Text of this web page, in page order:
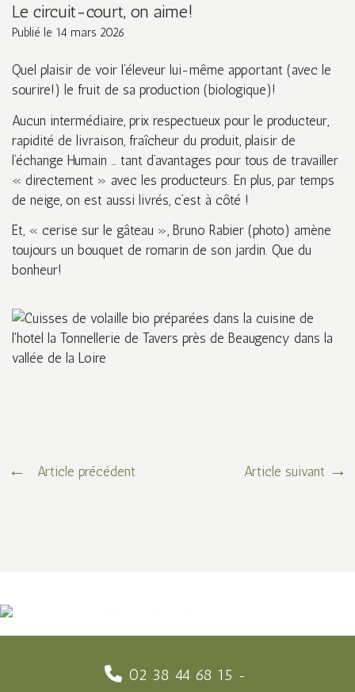
Le circuit-court, on aime!
Publié le 14 mars 2026
Quel plaisir de voir l’éleveur lui-même apportant (avec le
sourire!) le fruit de sa production (biologique)!
Aucun intermédiaire, prix respectueux pour le producteur,
rapidité de livraison, fraîcheur du produit, plaisir de
l’échange Humain … tant d’avantages pour tous de travailler
« directement » avec les producteurs. En plus, par temps
de neige, on est aussi livrés, c’est à côté !
Et, « cerise sur le gâteau », Bruno Rabier (photo) amène
toujours un bouquet de romarin de son jardin. Que du
bonheur!
Article précédent Article suivant
02 38 44 68 15